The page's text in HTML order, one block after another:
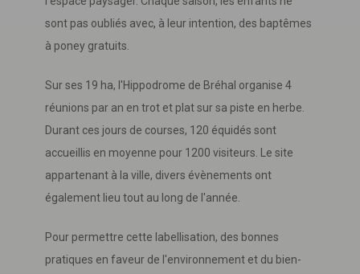
sont pas oubliés avec, à leur intention, des baptêmes
à poney gratuits.
Sur ses 19 ha, l'Hippodrome de Bréhal organise 4
réunions par an en trot et plat sur sa piste en herbe.
Durant ces jours de courses, 120 équidés sont
accueillis en moyenne pour 1200 visiteurs. Le site
appartenant à la ville, divers évènements ont
également lieu tout au long de l'année.
Pour permettre cette labellisation, des bonnes
pratiques en faveur de l'environnement et du bien-